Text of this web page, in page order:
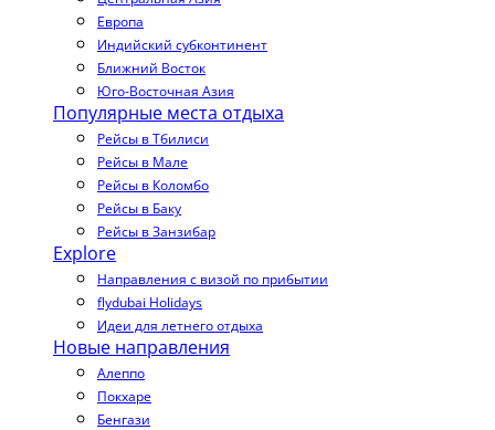
Европа
Индийский субконтинент
Ближний Восток
Юго-Восточная Азия
Популярные места отдыха
Рейсы в Тбилиси
Рейсы в Мале
Рейсы в Коломбо
Рейсы в Баку
Рейсы в Занзибар
Explore
Направления с визой по прибытии
flydubai Holidays
Идеи для летнего отдыха
Новые направления
Алеппо
Покхаре
Бенгази